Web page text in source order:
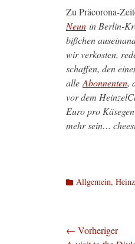
Zu Präcorona-
Neun in Berlin-
bißchen
wir verkosten,
schaffen, den
alle Abonnenten,
vor dem
Euro pro
mehr sein…
Kategorien
Allgemein,
← Vorheriger